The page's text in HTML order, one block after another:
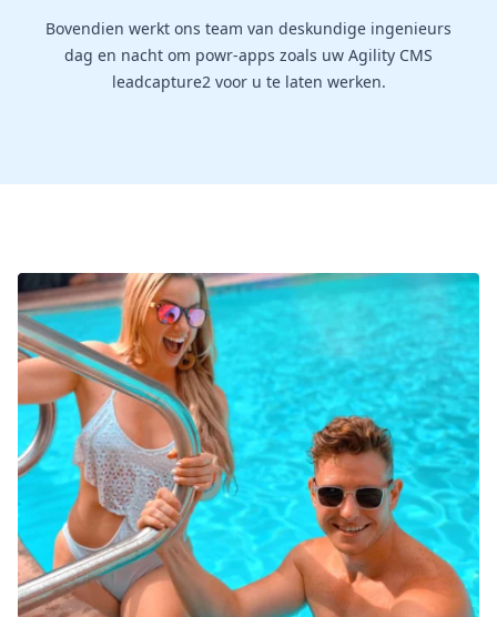
Bovendien werkt ons team van deskundige ingenieurs
dag en nacht om powr-apps zoals uw Agility CMS
leadcapture2 voor u te laten werken.